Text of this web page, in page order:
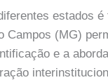
estados
Campos (MG)
e a